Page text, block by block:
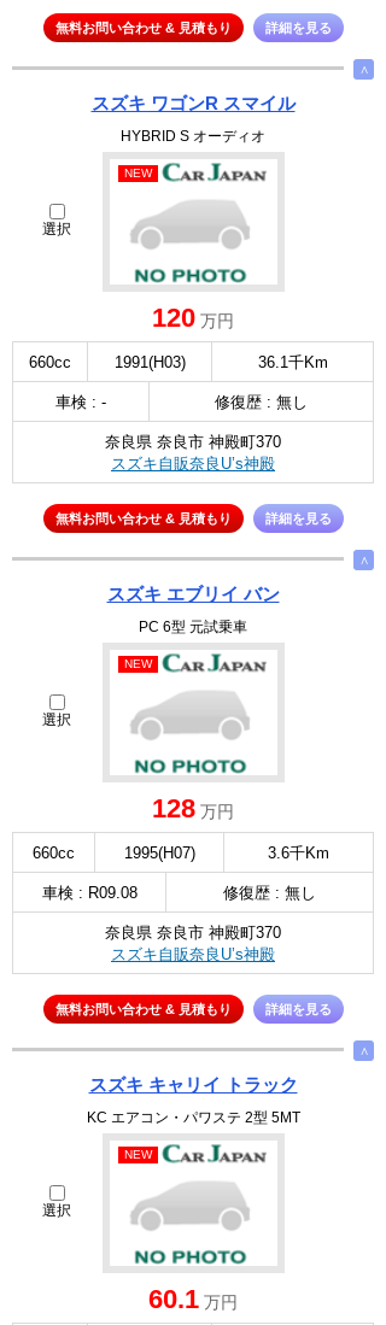
無料お問い合わせ & 見積もり 詳細を見る
∧
スズキ ワゴンR スマイル
HYBRID S オーディオ
選択
NEW
120 万円
660cc 1991(H03) 36.1千Km
車検 : - 修復歴 : 無し
奈良県 奈良市 神殿町370
スズキ自販奈良U’s神殿
無料お問い合わせ & 見積もり 詳細を見る
∧
スズキ エブリイ バン
PC 6型 元試乗車
選択
NEW
128 万円
660cc 1995(H07) 3.6千Km
車検 : R09.08 修復歴 : 無し
奈良県 奈良市 神殿町370
スズキ自販奈良U’s神殿
無料お問い合わせ & 見積もり 詳細を見る
∧
スズキ キャリイ トラック
KC エアコン・パワステ 2型 5MT
選択
NEW
60.1 万円